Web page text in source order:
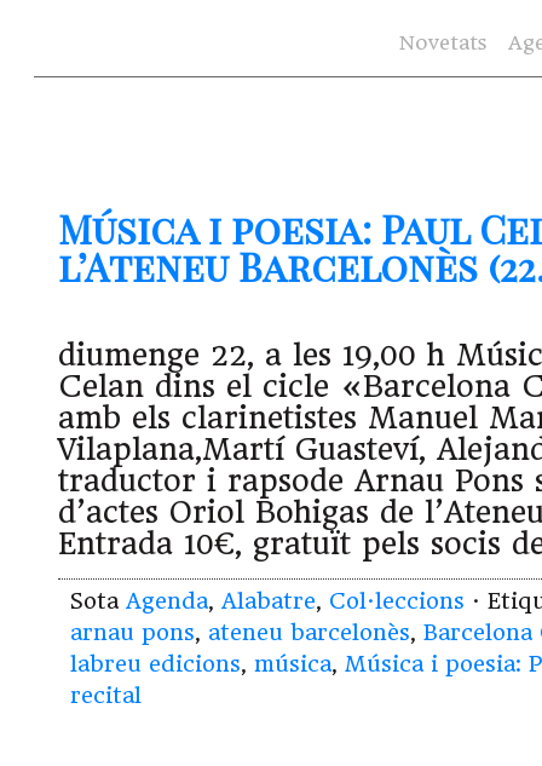
Novetats
Música i poesia: Paul
l’Ateneu Barcelonès
diumenge 22, a les 19,00 h
Celan dins el cicle «Barcelona
amb els clarinetistes Manuel
Vilaplana,Martí Guasteví,
traductor i rapsode Arnau Pons
d’actes Oriol Bohigas de
Entrada 10€, gratuït pels socis
Sota Agenda, Alabatre, Col·leccions ·
arnau pons, ateneu barcelonès, Barcelona
labreu edicions, música, Música i poesia:
recital